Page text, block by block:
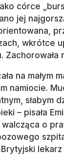
córce
jej
wkrótce
na małym
namiocie.
słabym
– pisała
o